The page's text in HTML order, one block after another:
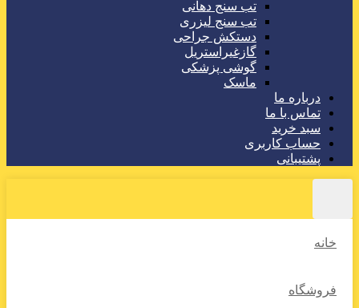
تب سنج دهانی
تب سنج لیزری
دستکش جراحی
گازغیراستریل
گوشی پزشکی
ماسک
درباره ما
تماس با ما
سبد خرید
حساب کاربری
پشتیبانی
خانه
فروشگاه